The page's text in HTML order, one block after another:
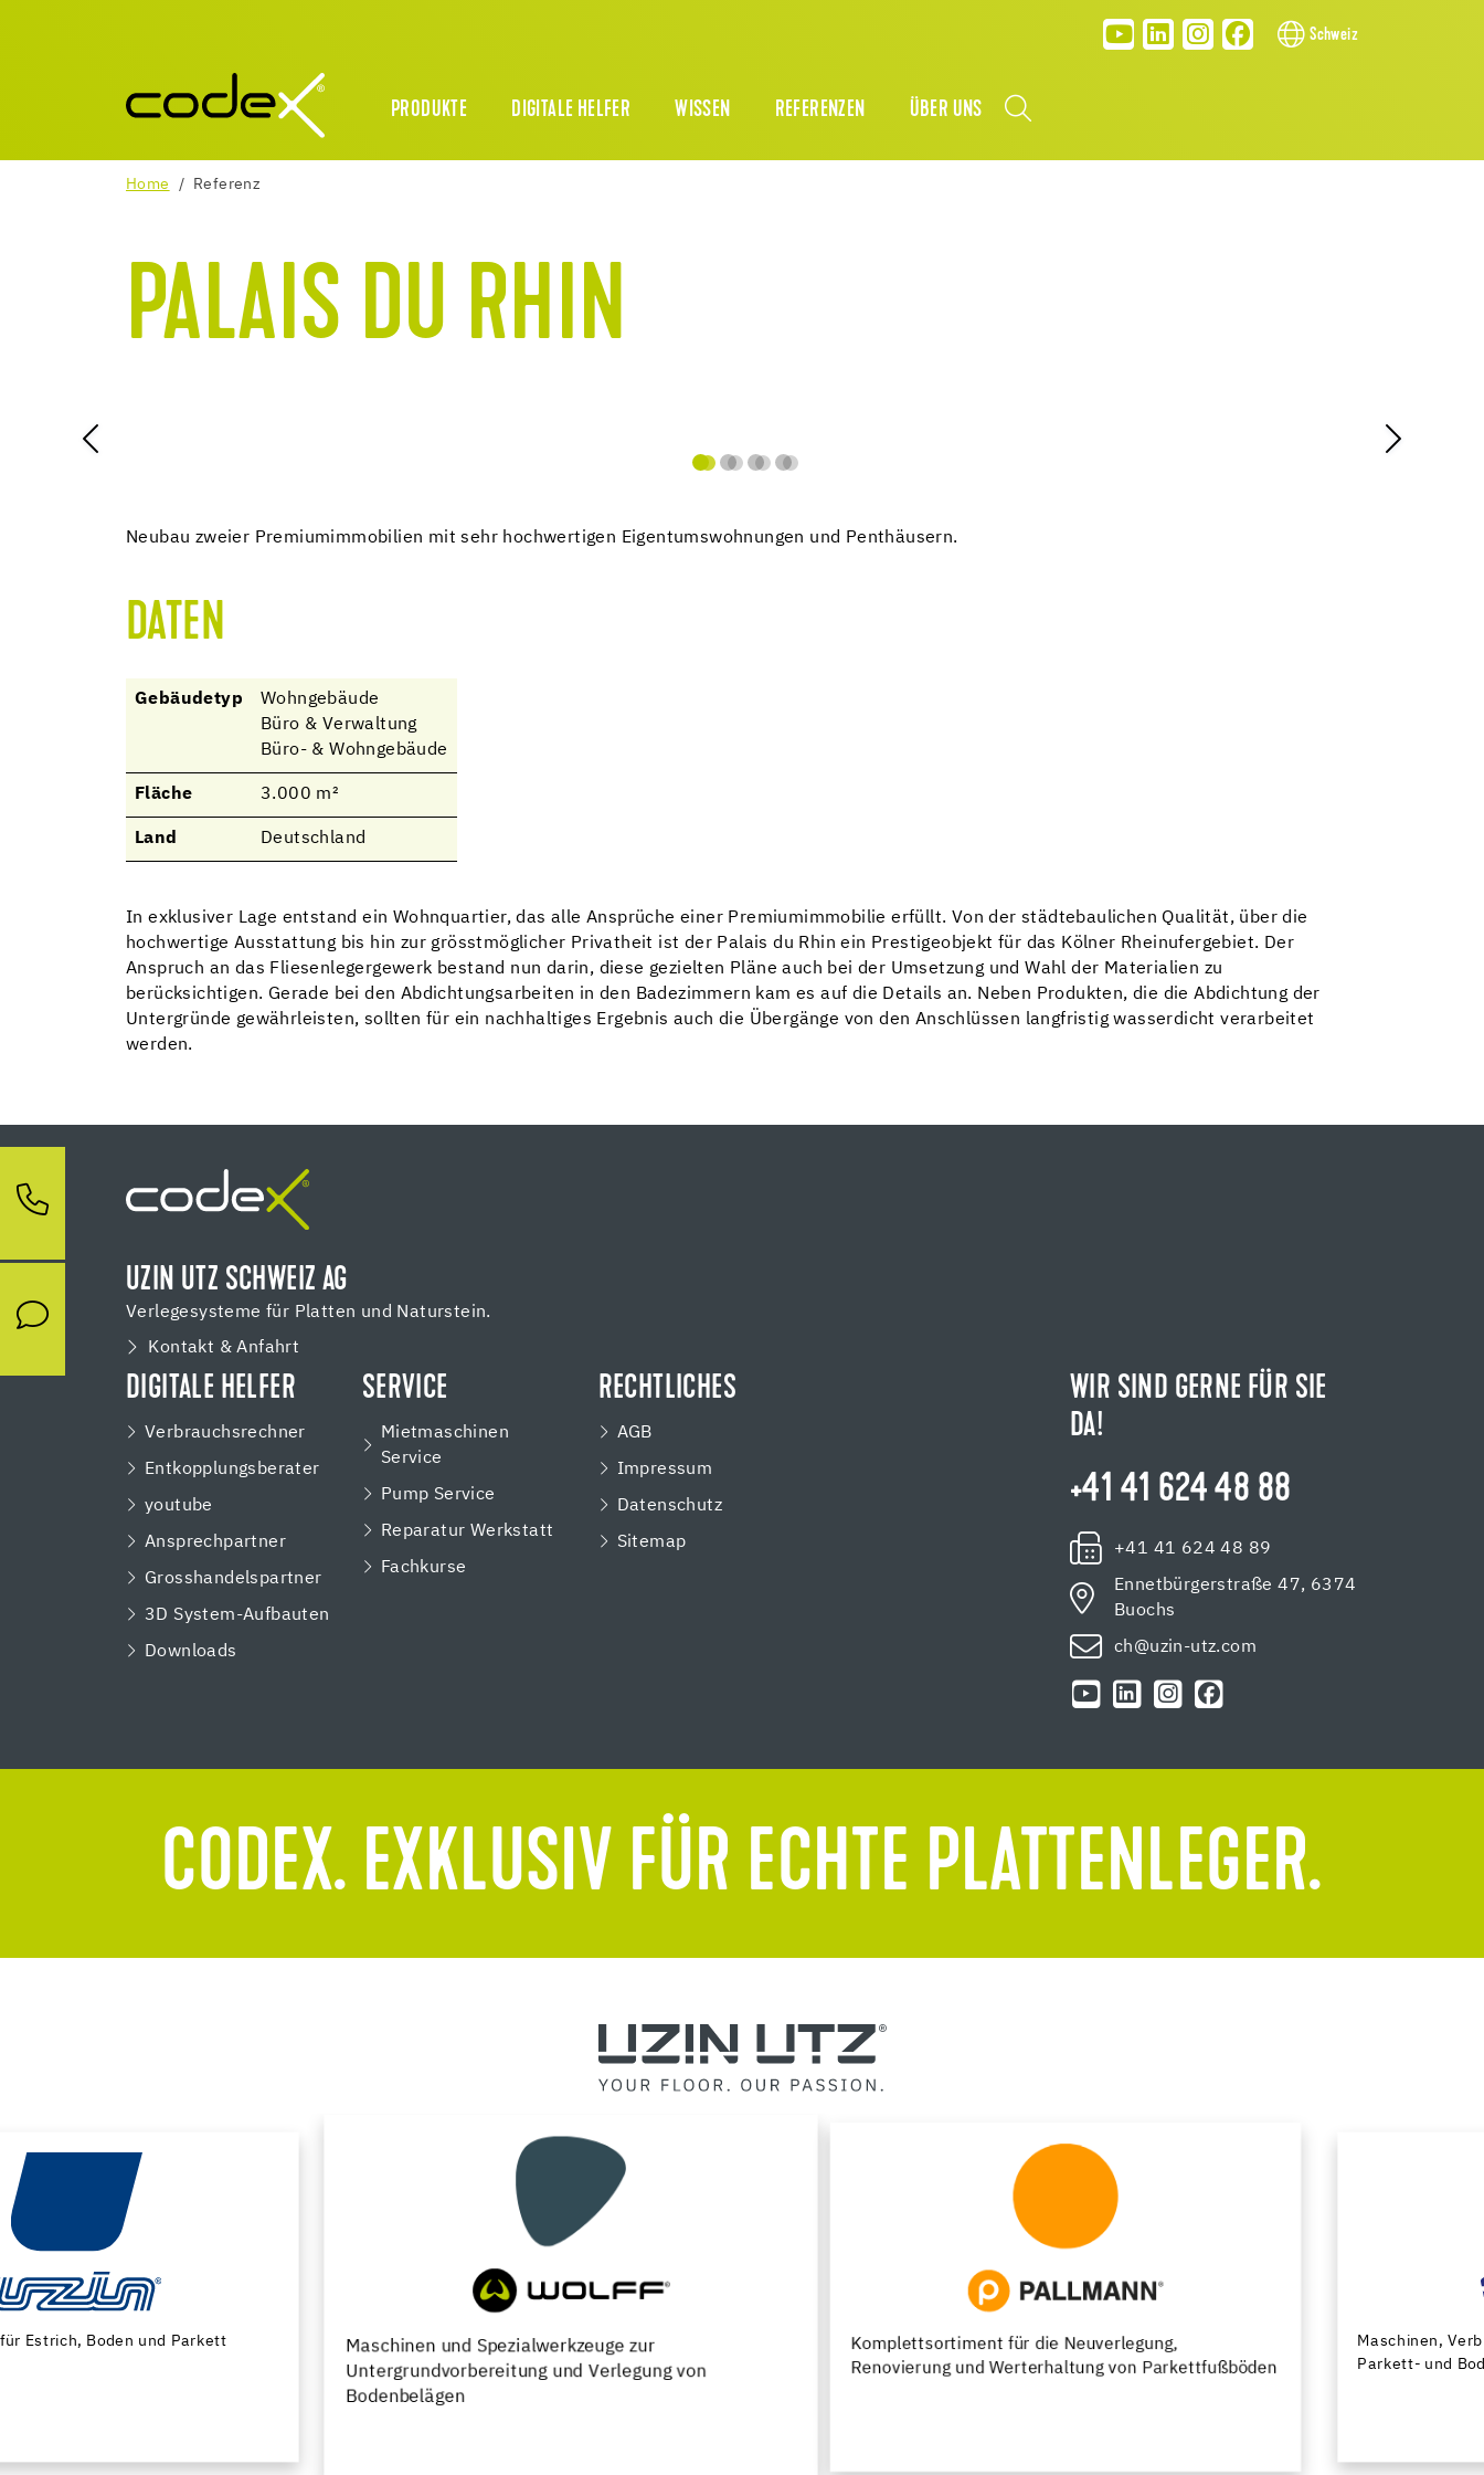
Schweiz
PRODUKTE DIGITALE HELFER WISSEN REFERENZEN ÜBER UNS
Home Referenz
PALAIS DU RHIN
Neubau zweier Premiumimmobilien mit sehr hochwertigen Eigentumswohnungen und Penthäusern.
DATEN
Gebäudetyp
Wohngebäude
Büro & Verwaltung
Büro- & Wohngebäude
Fläche 3.000 m²
Land Deutschland
In exklusiver Lage entstand ein Wohnquartier, das alle Ansprüche einer Premiumimmobilie erfüllt. Von der städtebaulichen Qualität, über die
hochwertige Ausstattung bis hin zur grösstmöglicher Privatheit ist der Palais du Rhin ein Prestigeobjekt für das Kölner Rheinufergebiet. Der
Anspruch an das Fliesenlegergewerk bestand nun darin, diese gezielten Pläne auch bei der Umsetzung und Wahl der Materialien zu
berücksichtigen. Gerade bei den Abdichtungsarbeiten in den Badezimmern kam es auf die Details an. Neben Produkten, die die Abdichtung der
Untergründe gewährleisten, sollten für ein nachhaltiges Ergebnis auch die Übergänge von den Anschlüssen langfristig wasserdicht verarbeitet
werden.
UZIN UTZ SCHWEIZ AG
Verlegesysteme für Platten und Naturstein.
Kontakt & Anfahrt
DIGITALE HELFER
Verbrauchsrechner
Entkopplungsberater
youtube
Ansprechpartner
Grosshandelspartner
3D System-Aufbauten
Downloads
SERVICE
Mietmaschinen
Service
Pump Service
Reparatur Werkstatt
Fachkurse
RECHTLICHES
AGB
Impressum
Datenschutz
Sitemap
WIR SIND GERNE FÜR SIE
DA!
+41 41 624 48 88
+41 41 624 48 89
Ennetbürgerstraße 47, 6374
Buochs
ch@uzin-utz.com
CODEX. EXKLUSIV FÜR ECHTE PLATTENLEGER.
Maschinen und Spezialwerkzeuge zur
Untergrundvorbereitung und Verlegung von
Komplettsortiment für die Neuverlegung,
Renovierung und Werterhaltung von Parkettfußböden
Maschinen, Verbrauchsmaterial und Werkzeuge für
Parkett- und Bodenprofis